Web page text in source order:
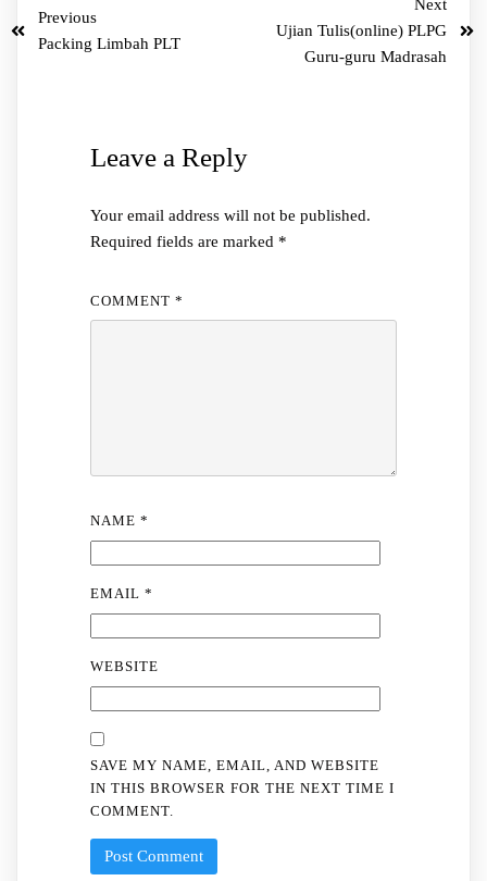
Previous
Packing Limbah PLT
Next
Ujian Tulis(online) PLPG
Guru-guru Madrasah
Leave a Reply
Your email address will not be published.
Required fields are marked *
COMMENT *
NAME *
EMAIL *
WEBSITE
SAVE MY NAME, EMAIL, AND WEBSITE
IN THIS BROWSER FOR THE NEXT TIME I
COMMENT.